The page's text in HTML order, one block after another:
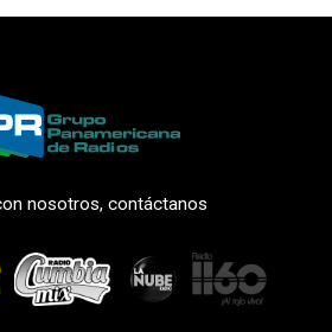
nosotros, contáctanos